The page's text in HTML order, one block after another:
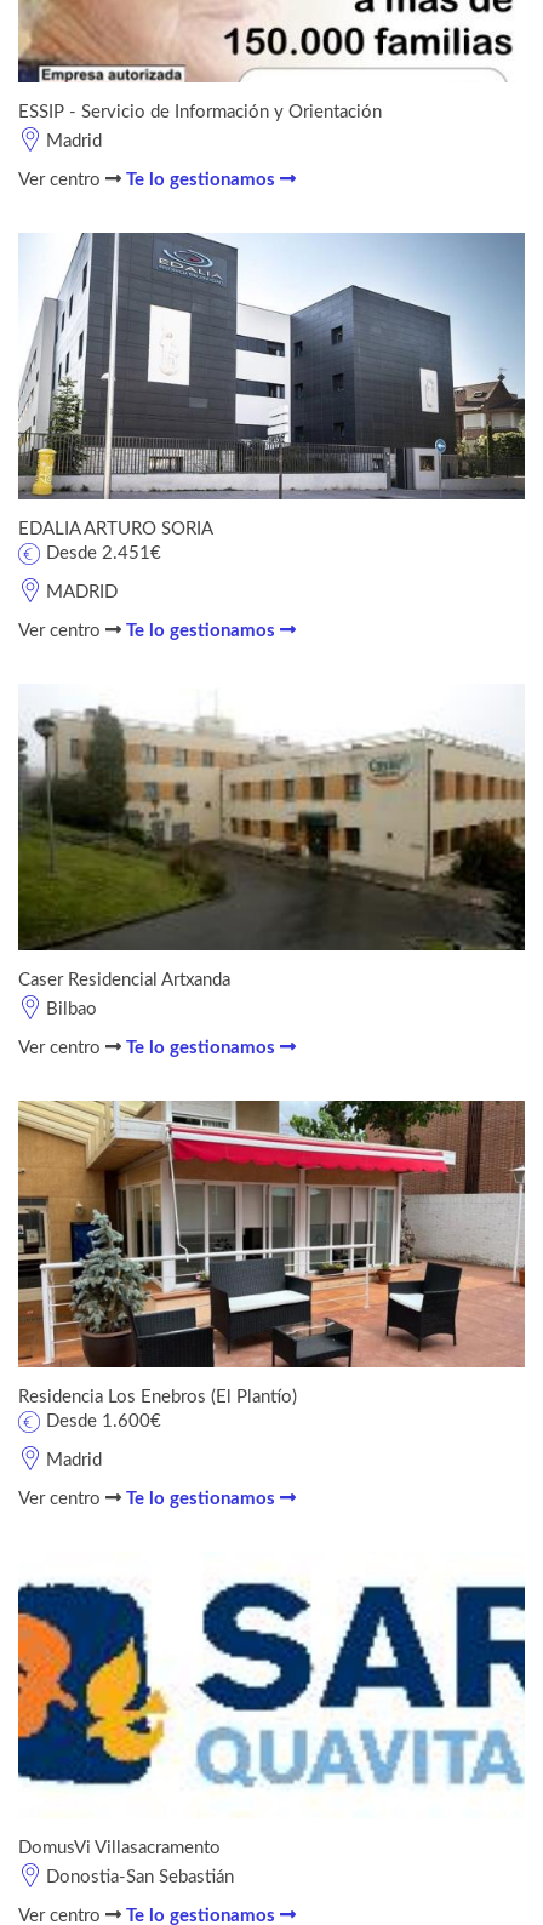
ESSIP - Servicio de Información y Orientación
Madrid
Ver centro Te lo gestionamos
EDALIA ARTURO SORIA
MADRID
Desde 2.451€
Ver centro Te lo gestionamos
Caser Residencial Artxanda
Bilbao
Ver centro Te lo gestionamos
Residencia Los Enebros (El Plantío)
Madrid
Desde 1.600€
Ver centro Te lo gestionamos
DomusVi Villasacramento
Donostia-San Sebastián
Ver centro Te lo gestionamos